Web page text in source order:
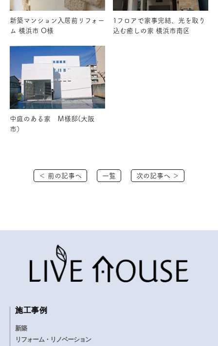
新築マンション入居前リフォー
ム 横浜市 O様
1フロアで家事完結、光を取り
込む癒しの家 横浜市南区
中庭のある家 Ｍ様邸(大阪
市）
＜ 前の記事へ 一覧 次の記事へ ＞
施工事例
新築
リフォーム・リノベーション